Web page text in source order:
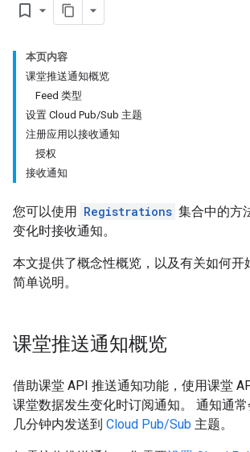
bookmark_border
本页内容
课堂推送通知概览
Feed 类型
设置 Cloud Pub/Sub 主题
注册应用以接收通知
授权
接收通知
您可以使用 Registrations 集合中的方
变化时接收通知。
本文提供了概念性概览，以及有关如何开
简单说明。
课堂推送通知概览
借助课堂 API 推送通知功能，使用课堂
课堂数据发生变化时订阅通知。 通知通
几分钟内发送到 Cloud Pub/Sub 主题。